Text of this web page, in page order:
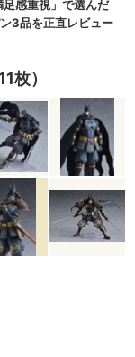
枚）